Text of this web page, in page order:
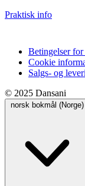
Praktisk info
Betingelser
Cookie
Salgs- og
© 2025 Dansani
norsk bokmål (Norge)